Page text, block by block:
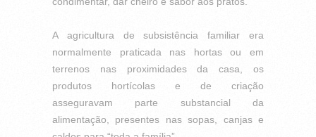
A agricultura de subsistência familiar era
normalmente praticada nas hortas ou em
terrenos nas proximidadesda casa, os
produtos hortícolas e de criação
asseguravam parte substancial da
alimentação, presentes nassopas, canjas e